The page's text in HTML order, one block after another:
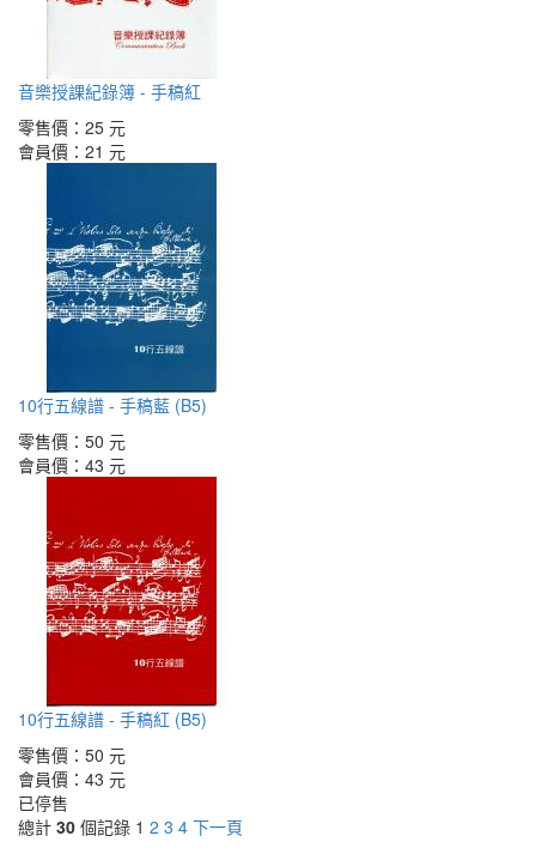
音樂授課紀錄簿 - 手稿紅
零售價： 25 元
會員價： 21 元
10行五線譜 - 手稿藍 (B5)
零售價： 50 元
會員價： 43 元
10行五線譜 - 手稿紅 (B5)
零售價： 50 元
會員價： 43 元
已停售
總計 30 個記錄 1 2 3 4 下一頁